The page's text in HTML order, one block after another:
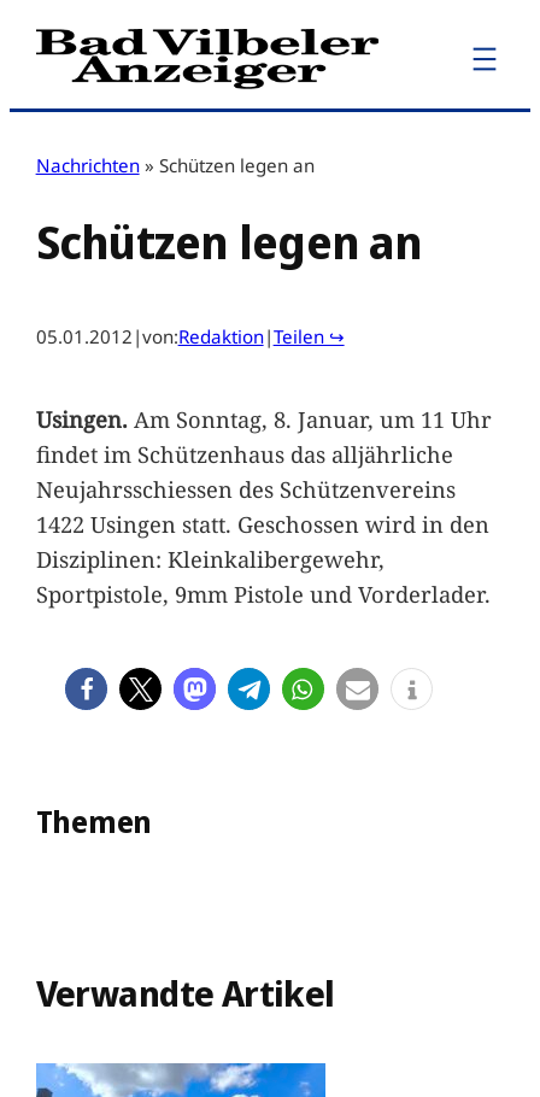
Zum
Inhalt
Nachrichten » Schützen legen an
Schützen legen an
05.01.2012 |von:Redaktion|Teilen ↪
Usingen.Am Sonntag, 8. Januar, um 11 Uhr
findet im Schützenhaus das alljährliche
Neujahrsschiessen des Schützenvereins
1422 Usingen statt. Geschossen wird in den
Disziplinen: Kleinkalibergewehr,
Sportpistole, 9mm Pistole und Vorderlader.
Themen
Verwandte Artikel